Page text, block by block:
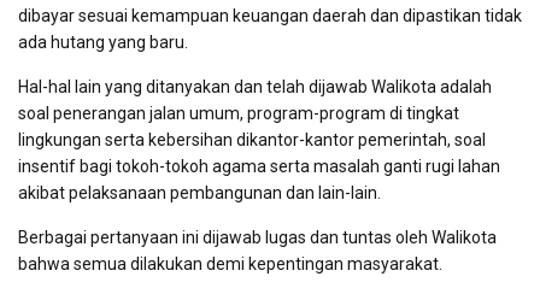
dibayar sesuai kemampuan keuangan daerah dan dipastikan tidak
ada hutang yang baru.
Hal-hal lain yang ditanyakan dan telah dijawab Walikota adalah
soal penerangan jalan umum, program-program di tingkat
lingkungan serta kebersihan dikantor-kantor pemerintah, soal
insentif bagi tokoh-tokoh agama serta masalah ganti rugi lahan
akibat pelaksanaan pembangunan dan lain-lain.
Berbagai pertanyaan ini dijawab lugas dan tuntas oleh Walikota
bahwa semua dilakukan demi kepentingan masyarakat.